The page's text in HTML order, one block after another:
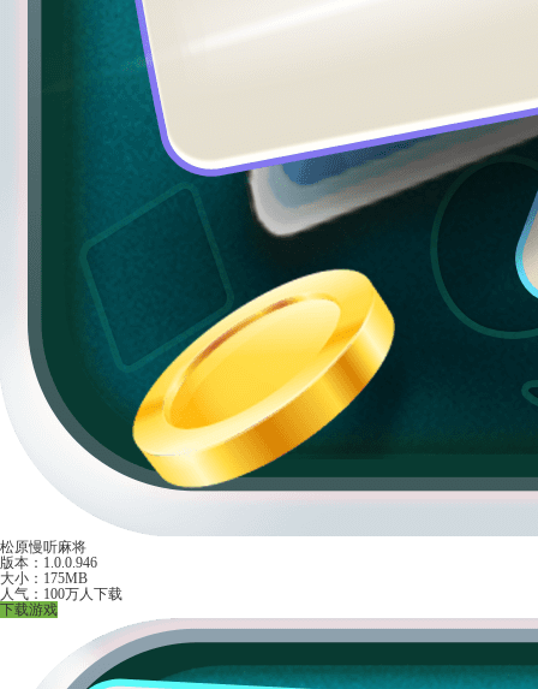
松原慢听麻将
版本：1.0.0.946
大小：175MB
人气：100万人下载
下载游戏